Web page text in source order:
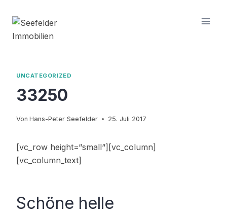
Inhalt
springen
UNCATEGORIZED
33250
Von Hans-Peter Seefelder 25. Juli 2017
[vc_row height=“small“][vc_column]
[vc_column_text]
Schöne helle